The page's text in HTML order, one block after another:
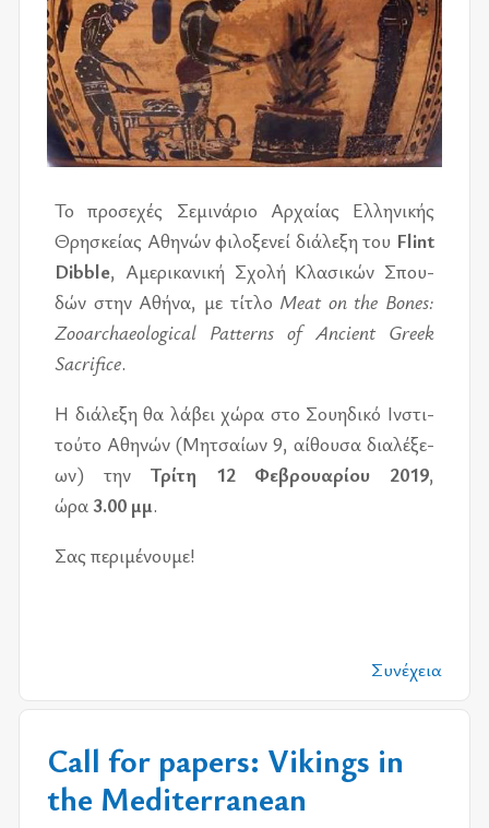
Το προ­σε­χές Σεμι­νά­ριο Αρχαί­ας Ελλη­νι­κής
Θρη­σκεί­ας Αθη­νών φι­λο­ξε­νεί διά­λε­ξη του Flint
Dibble, Αμε­ρι­κα­νι­κή Σχολή Κλα­σι­κών Σπου­
δών στην Αθήνα, με τί­τλο Meat on the Bones:
Zooarchaeological Patterns of Ancient Greek
Sacrifice.
Η διά­λε­ξη θα λά­βει χώρα στο Σου­η­δι­κό Ινστι­
τού­το Αθη­νών (Μητσαί­ων 9, αί­θου­σα δια­λέ­ξε­
ων) την
Τρίτη 12 Φεβρουα­ρί­ου 2019,
ώρα 3.00 μμ.
Σας πε­ρι­μέ­νου­με!
Συνέχεια
Call for papers: Vikings in
the Mediterranean